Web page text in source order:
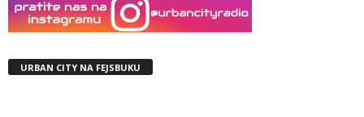
URBAN CITY NA FEJSBUKU